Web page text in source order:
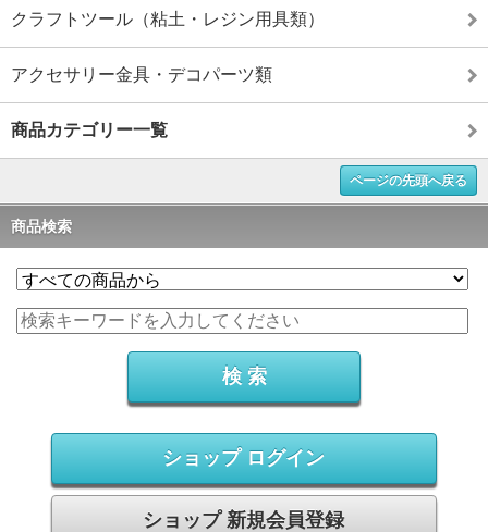
クラフトツール（粘土・レジン用具類）
アクセサリー金具・デコパーツ類
商品カテゴリー一覧
ページの先頭へ戻る
商品検索
ショップ ログイン
ショップ 新規会員登録